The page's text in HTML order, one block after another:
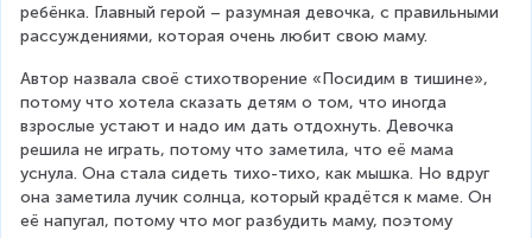
ребёнка. Главный герой – разумная девочка, с правильными
рассуждениями, которая очень любит свою маму.
Автор назвала своё стихотворение «Посидим в тишине»,
потому что хотела сказать детям о том, что иногда
взрослые устают и надо им дать отдохнуть. Девочка
решила не играть, потому что заметила, что её мама
уснула. Она стала сидеть тихо-тихо, как мышка. Но вдруг
она заметила лучик солнца, который крадётся к маме. Он
её напугал, потому что мог разбудить маму, поэтому